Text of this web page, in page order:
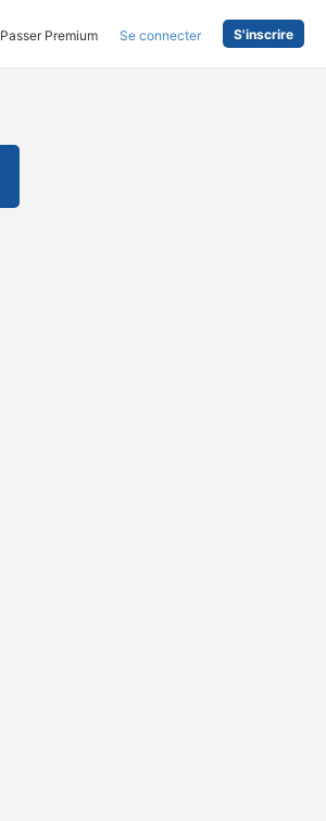
Passer Premium Se connecter S'inscrire